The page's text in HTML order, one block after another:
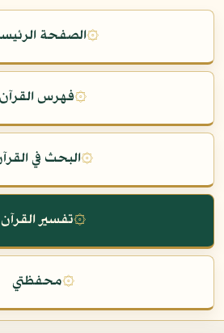
۞الصفحة
۞فهرس القرآن
۞البحث في
۞تفسير القرآن
۞محفظتي